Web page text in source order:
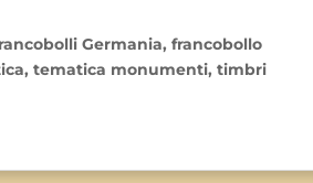
Germania, francobollo
tematica monumenti, timbri